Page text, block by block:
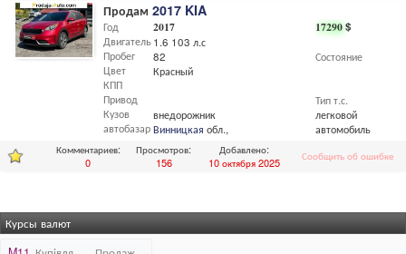
Продам 2017 KIA
17290$
Состояние
Тип т.с.
легковой
автомобиль
Год
Двигатель
Пробег
Цвет
КПП
Привод
Кузов
автобазар
2017
1.6 103 л.с
82
Красный
внедорожник
Винницкая обл.,
Комментариев:
0
Просмотров:
156
Добавлено:
10 октября 2025
Сообщить об ошибке
Курсы валют